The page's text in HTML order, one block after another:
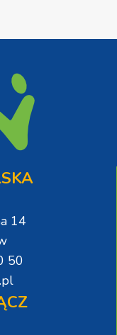
14
50